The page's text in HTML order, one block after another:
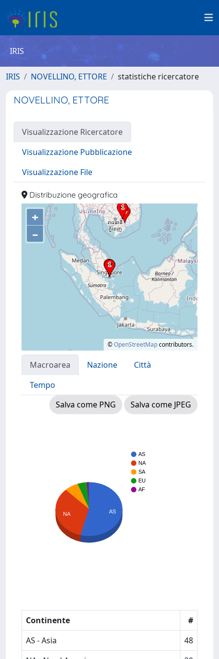
IRIS
IRIS NOVELLINO, ETTORE statistiche ricercatore
NOVELLINO, ETTORE
Visualizzazione Ricercatore
Visualizzazione Pubblicazione
Visualizzazione File
Distribuzione geografica
+
–
©OpenStreetMapcontributors.
Macroarea Nazione
Città
Tempo
Salva come PNG
Salva come JPEG
AS
NA
SA
EU
AF
NA AS
Continente
#
AS - Asia
48